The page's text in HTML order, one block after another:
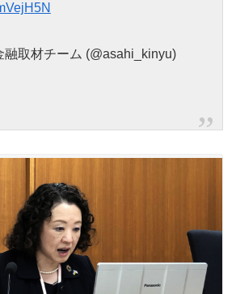
取材チーム (@asahi_kinyu)